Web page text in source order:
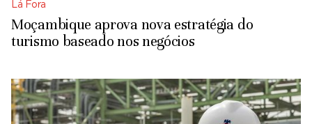
Lá Fora
Moçambique aprova nova estratégia do
turismo baseado nos negócios